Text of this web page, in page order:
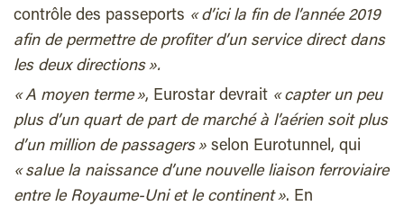
contrôle des passeports « d’ici la fin de l’année 2019
afin de permettre de profiter d’un service direct dans
les deux directions ».
« A moyen terme », Eurostar devrait « capter un peu
plus d’un quart de part de marché à l’aérien soit plus
d’un million de passagers » selon Eurotunnel, qui
« salue la naissance d’une nouvelle liaison ferroviaire
entre le Royaume-Uni et le continent ». En